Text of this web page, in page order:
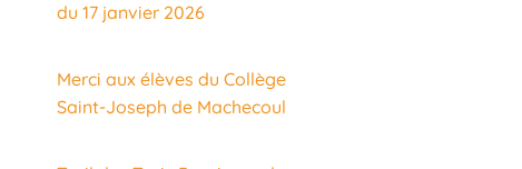
du 17 janvier 2026
Merci aux élèves du Collège
Saint-Joseph de Machecoul